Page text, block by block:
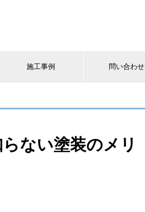
施工事例 問い合わせ
ない塗装のメリ